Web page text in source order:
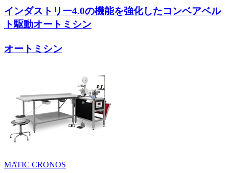
インダストリー4.0の機能を強化したコンベアベル
ト駆動オートミシン
オートミシン
MATIC CRONOS